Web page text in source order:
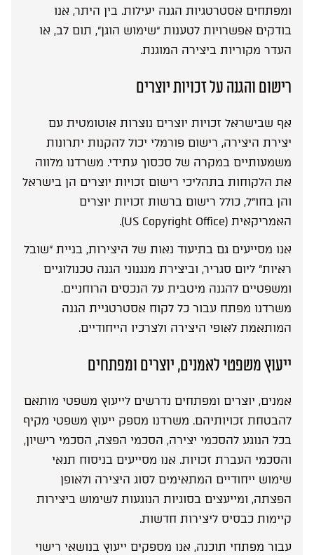
ומפתחים אסטרטגיות הגנה יעילות. בין היתר, אנו
בודקים אפשרויות לטענות “שימוש הוגן”, תום לב, או
העדר מקוריות ביצירה המוגנת.
רישום והגנה על זכויות יוצרים
אף שבישראל זכויות יוצרים נוצרות אוטומטית עם
יצירת היצירה, רישום פורמלי יכול להקנות יתרונות
משמעותיים במקרה של סכסוך עתידי. משרדנו מלווה
את הלקוחות בתהליכי רישום זכויות יוצרים הן בישראל
והן בחו”ל, כולל רישום ברשות זכויות יוצרים
האמריקאית (US Copyright Office).
אנו מסייעים גם בתיעוד נאות של היצירות, בניית “שובל
ראיות” ליום סגריר, וביצירת מנגנוני הגנה טכנולוגיים
ומשפטיים להגנה מיטבית על הנכסים הרוחניים.
משרדנו מפתח עבור כל לקוח אסטרטגיית הגנה
המותאמת לאופי היצירה ולצרכיו הייחודיים.
ייעוץ משפטי לאמנים, יוצרים ומפתחים
אמנים, יוצרים ומפתחים נדרשים לייעוץ משפטי מותאם
להבטחת זכויותיהם. משרדנו מספק ייעוץ משפטי מקיף
בכל הנוגע להסכמי יצירה, הסכמי הפצה, הסכמי רישיון,
והסכמי העברת זכויות. אנו מסייעים בניסוח תנאי
שימוש ייחודיים המתאימים לסוג היצירה ולאופן
הפצתה, ומייעצים בסוגיות הנוגעות לשימוש ביצירות
קיימות כבסיס ליצירות חדשות.
עבור מפתחי תוכנה, אנו מספקים ייעוץ בנושאי רישוי